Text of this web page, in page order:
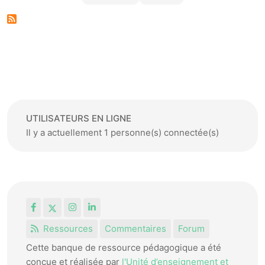
UTILISATEURS EN LIGNE
Il y a actuellement 1 personne(s) connectée(s)
FacebookInstagram
LinkedIn
Ressources
Commentaires
Forum
Cette banque de ressource pédagogique a été
conçue et réalisée par l'Unité d’enseignement et